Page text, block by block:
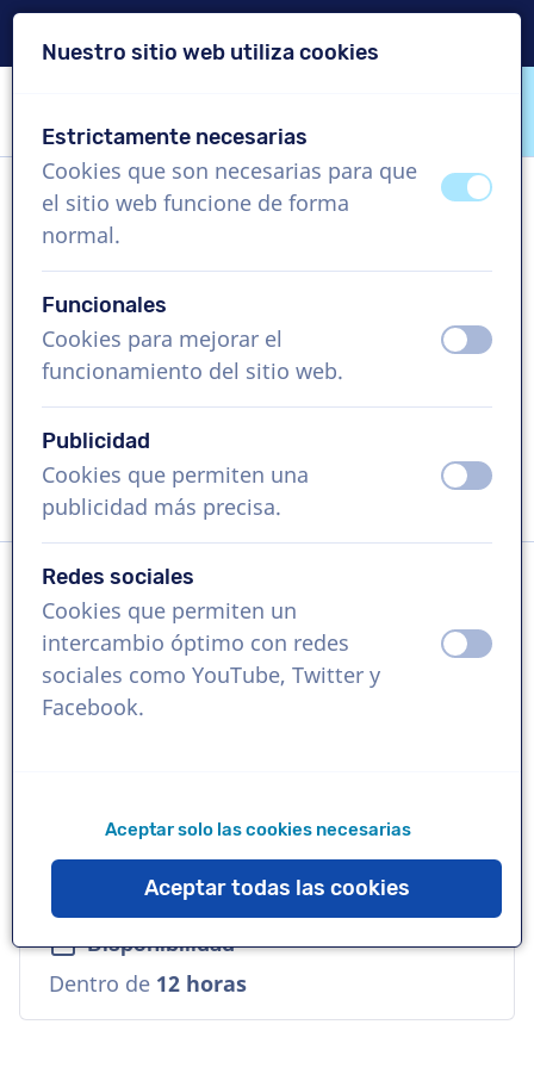
VoiceProductions
Annie
Precio a consultar
Vídeo corporativo , 1 - 250 palabras
Solicita una demo gratis
Idioma
Inglés (Británico)
Referencias
Voz
Joven, Natural, Travieso, Cool, Accesible
Disponibilidad
Dentro de 12 horas
Nuestro sitio web utiliza cookies
Estrictamente necesarias
Cookies que son necesarias para que
el sitio web funcione de forma
normal.
Funcionales
Cookies para mejorar el
funcionamiento del sitio web.
Publicidad
Cookies que permiten una
publicidad más precisa.
Redes sociales
Cookies que permiten un
intercambio óptimo con redes
sociales como YouTube, Twitter y
Facebook.
Aceptar solo las cookies necesarias
Aceptar todas las cookies